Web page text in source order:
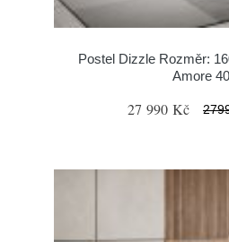
Postel Dizzle Rozměr:
Amore 40
27 990 Kč